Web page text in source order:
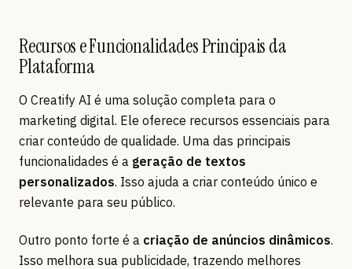
Recursos e Funcionalidades Principais da
Plataforma
O Creatify AI é uma solução completa para o
marketing digital. Ele oferece recursos essenciais para
criar conteúdo de qualidade. Uma das principais
funcionalidades é a geração de textos
personalizados. Isso ajuda a criar conteúdo único e
relevante para seu público.
Outro ponto forte é a criação de anúncios dinâmicos.
Isso melhora sua publicidade, trazendo melhores